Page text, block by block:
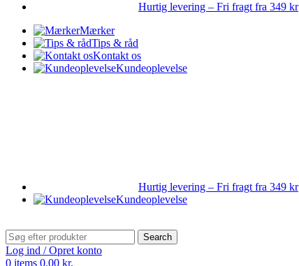
Hurtig levering – Fri fragt fra 349 kr
Mærker
Tips & råd
Kontakt os
Kundeoplevelse
Hurtig levering – Fri fragt fra 349 kr
Kundeoplevelse
Search
Log ind / Opret konto
0 items 0.00 kr.